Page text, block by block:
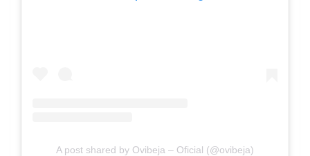
A post shared by Ovibeja – Oficial (@ovibeja)